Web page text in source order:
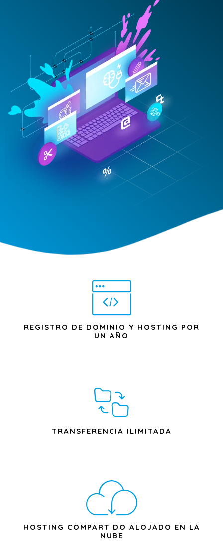
REGISTRO DE DOMINIO Y HOSTING POR
UN AÑO
TRANSFERENCIA ILIMITADA
HOSTING COMPARTIDO ALOJADO EN LA
NUBE